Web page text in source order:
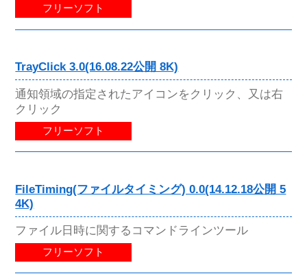
フリーソフト
TrayClick 3.0(16.08.22公開 8K)
通知領域の指定されたアイコンをクリック、又は右
クリック
フリーソフト
FileTiming(ファイルタイミング) 0.0(14.12.18公開 5
4K)
ファイル日時に関するコマンドラインツール
フリーソフト